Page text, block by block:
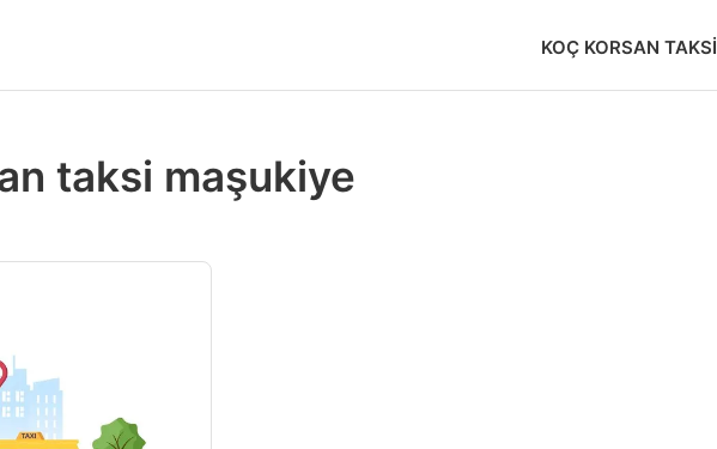
KOÇ KORSAN TAKSI
taksi maşukiye